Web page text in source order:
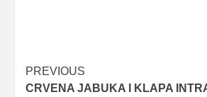
Post
PREVIOUS
CRVENA JABUKA I KLAPA